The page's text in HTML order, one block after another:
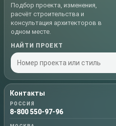
Подбор проекта, изменения,
расчёт строительства и
консультация архитекторов в
одном месте.
НАЙТИ ПРОЕКТ
Контакты
РОССИЯ
8-800 550-97-96